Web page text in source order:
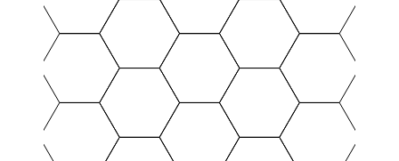
const initializePoints
) => {
let i = 0;i <
;i++) {
const
a = angle * i;
const Math
(a) * r;
const py = Math (a) * r;
                points[i] = [px, py];